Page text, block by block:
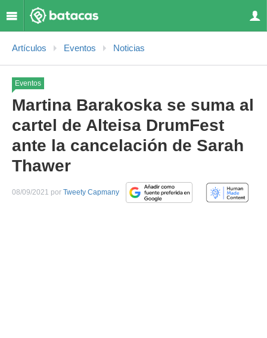
Artículos Eventos Noticias
Eventos
Martina Barakoska se suma al
cartel de Alteisa DrumFest
ante la cancelación de Sarah
Thawer
08/09/2021 por Tweety Capmany